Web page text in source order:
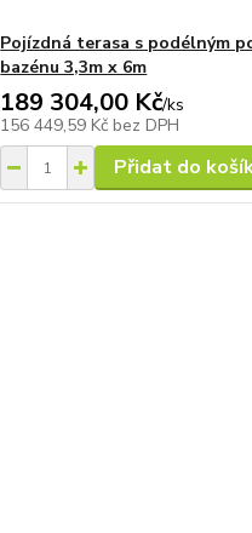
Pojízdná terasa s podélným
bazénu 3,3m x 6m
189 304,00 Kč/ks
156 449,59 Kč bez DPH
Přidat do